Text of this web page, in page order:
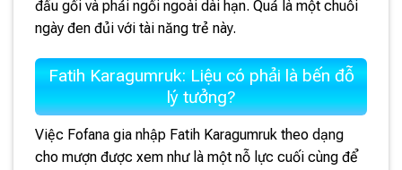
đầu gối và phải ngồi ngoài dài hạn. Quả là một chuỗi
ngày đen đủi với tài năng trẻ này.
Fatih Karagumruk: Liệu có phải là bến đỗ
lý tưởng?
Việc Fofana gia nhập Fatih Karagumruk theo dạng
cho mượn được xem như là một nỗ lực cuối cùng để